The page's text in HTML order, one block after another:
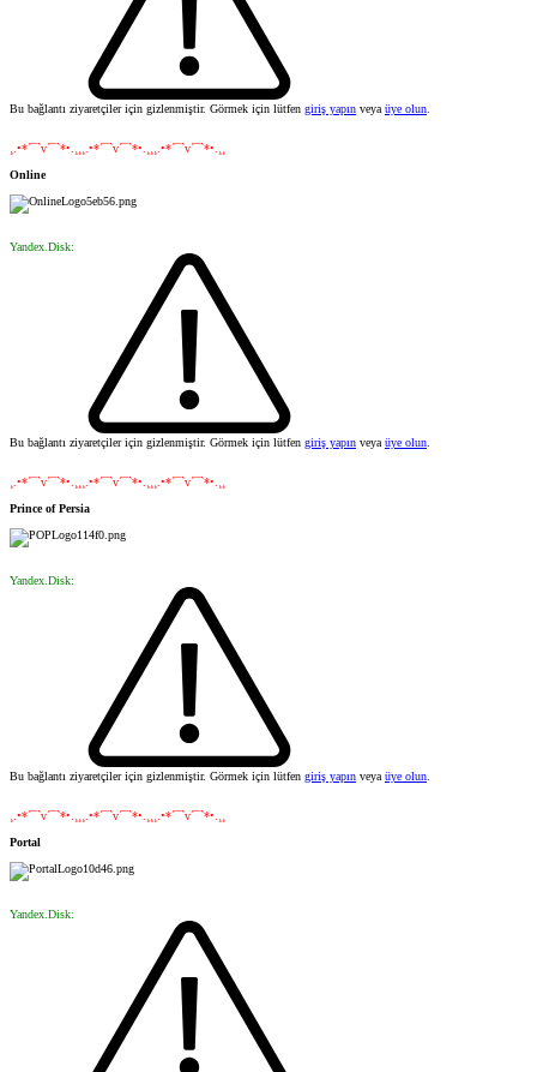
Bu bağlantı ziyaretçiler için gizlenmiştir. Görmek için lütfen giriş yapın veya üye olun
¸.•*´¯`v´¯`*•.¸¸¸.•*´¯`v´¯`*•.¸¸¸.•*´¯`v´¯`*•.¸¸
Online
Yandex.Disk:
Bu bağlantı ziyaretçiler için gizlenmiştir. Görmek için lütfen giriş yapın veya üye olun
¸.•*´¯`v´¯`*•.¸¸¸.•*´¯`v´¯`*•.¸¸¸.•*´¯`v´¯`*•.¸¸
Prince of Persia
Yandex.Disk:
Bu bağlantı ziyaretçiler için gizlenmiştir. Görmek için lütfen giriş yapın veya üye olun
¸.•*´¯`v´¯`*•.¸¸¸.•*´¯`v´¯`*•.¸¸¸.•*´¯`v´¯`*•.¸¸
Portal
Yandex.Disk: